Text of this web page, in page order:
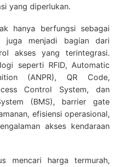
yang diperlukan.
hanya berfungsi sebagai
juga menjadi bagian dari
akses yang terintegrasi.
seperti RFID, Automatic
(ANPR), QR Code,
Control System, dan
(BMS), barrier gate
efisiensi operasional,
akses kendaraan
mencari harga termurah,